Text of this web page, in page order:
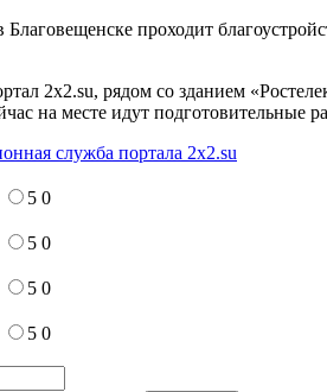
проходит
2х2.su, рядом со зданием
на месте идут подготовительные
служба портала 2x2.su
5 0
5 0
5 0
5 0